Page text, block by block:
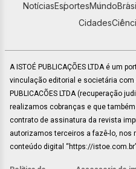
NotíciasEsportesMundo
Cidades
A ISTOÉ PUBLICAÇÕES LTDA é um
vinculação editorial e societária com
PUBLICACÕES LTDA (recuperação
realizamos cobranças e que
contrato de assinatura da revista
autorizamos terceiros a fazê-lo, nos
conteúdo digital “https://